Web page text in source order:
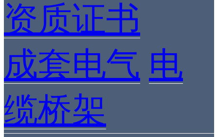
资质证书
成套电气 电
缆桥架